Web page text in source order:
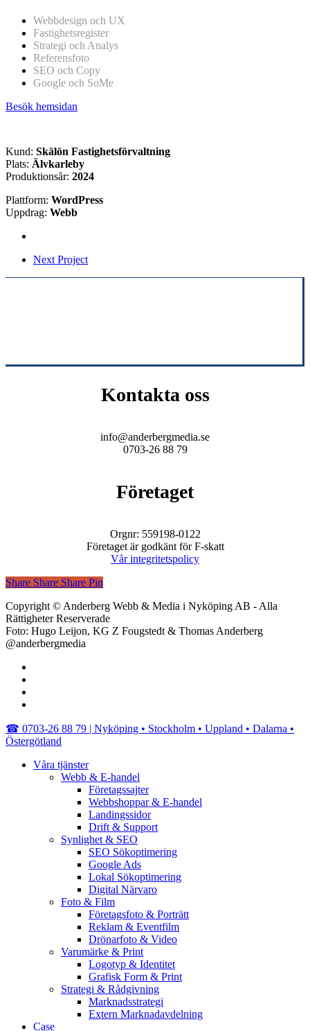
Webbdesign och UX
Fastighetsregister
Strategi och Analys
Referensfoto
SEO och Copy
Google och SoMe
Besök hemsidan
Kund: Skälön Fastighetsförvaltning
Plats: Älvkarleby
Produktionsår: 2024
Plattform: WordPress
Uppdrag: Webb
Next Project
Kontakta oss
info@anderbergmedia.se
0703-26 88 79
Företaget
Orgnr: 559198-0122
Företaget är godkänt för F-skatt
Vår integritetspolicy
Share
Share Share Share Pin
Copyright © Anderberg Webb & Media i Nyköping AB - Alla
Rättigheter Reserverade
Foto: Hugo Leijon, KG Z Fougstedt & Thomas Anderberg
@anderbergmedia
Close
Menu
☎︎ 0703-26 88 79 | Nyköping • Stockholm • Uppland • Dalarna •
Östergötland
Våra tjänster
Webb & E-handel
Företagssajter
Webbshoppar & E-handel
Landingssidor
Drift & Support
Synlighet & SEO
SEO Sökoptimering
Google Ads
Lokal Sökoptimering
Digital Närvaro
Foto & Film
Företagsfoto & Porträtt
Reklam & Eventfilm
Drönarfoto & Video
Varumärke & Print
Logotyp & Identitet
Grafisk Form & Print
Strategi & Rådgivning
Marknadsstrategi
Extern Marknadavdelning
Case